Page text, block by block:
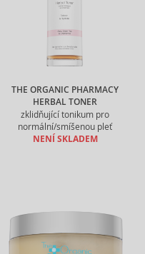
THE ORGANIC PHARMACY
HERBAL TONER
zklidňující tonikum pro
normální/smíšenou pleť
NENÍ SKLADEM